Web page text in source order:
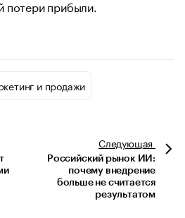
потери прибыли.
и продажи
Следующая
Российский рынок ИИ:
почему внедрение
больше не считается
результатом